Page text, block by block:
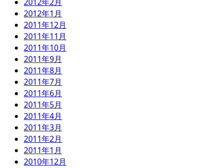
2012年1月
2011年12月
2011年11月
2011年10月
2011年9月
2011年8月
2011年7月
2011年6月
2011年5月
2011年4月
2011年3月
2011年2月
2011年1月
2010年12月